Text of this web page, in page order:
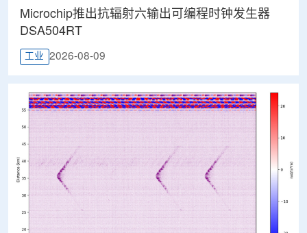
Microchip推出抗辐射六输出可编程时钟发生器
DSA504RT
工业 2026-08-09